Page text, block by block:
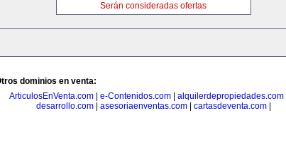
Serán consideradas ofertas
dominios en venta:
ArticulosEnVenta.com| e-Contenidos.com| alquilerdepropiedades.com|
desarrollo.com| asesoriaenventas.com| cartasdeventa.com|